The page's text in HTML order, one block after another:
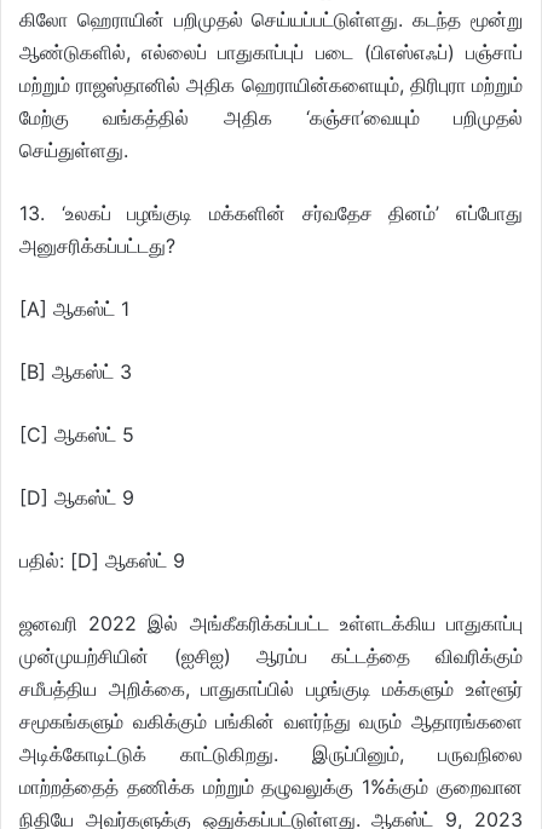
கிலோ ஹெராயின் பறிமுதல் செய்யப்பட்டுள்ளது. கடந்த மூன்று
ஆண்டுகளில், எல்லைப் பாதுகாப்புப் படை (பிஎஸ்எஃப்) பஞ்சாப்
மற்றும் ராஜஸ்தானில் அதிக ஹெராயின்களையும், திரிபுரா மற்றும்
மேற்கு வங்கத்தில் அதிக ‘கஞ்சா’வையும் பறிமுதல்
செய்துள்ளது.
13. ‘உலகப் பழங்குடி மக்களின் சர்வதேச தினம்’ எப்போது
அனுசரிக்கப்பட்டது?
[A] ஆகஸ்ட் 1
[B] ஆகஸ்ட் 3
[C] ஆகஸ்ட் 5
[D] ஆகஸ்ட் 9
பதில்: [D] ஆகஸ்ட் 9
ஜனவரி 2022 இல் அங்கீகரிக்கப்பட்ட உள்ளடக்கிய பாதுகாப்பு
முன்முயற்சியின் (ஐசிஐ) ஆரம்ப கட்டத்தை விவரிக்கும்
சமீபத்திய அறிக்கை, பாதுகாப்பில் பழங்குடி மக்களும் உள்ளூர்
சமூகங்களும் வகிக்கும் பங்கின் வளர்ந்து வரும் ஆதாரங்களை
அடிக்கோடிட்டுக் காட்டுகிறது. இருப்பினும், பருவநிலை
மாற்றத்தைத் தணிக்க மற்றும் தழுவலுக்கு 1%க்கும் குறைவான
நிதியே அவர்களுக்கு ஒதுக்கப்பட்டுள்ளது. ஆகஸ்ட் 9, 2023